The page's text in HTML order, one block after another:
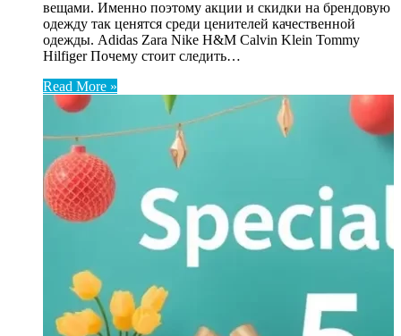
вещами. Именно поэтому акции и скидки на брендовую
одежду так ценятся среди ценителей качественной
одежды. Adidas Zara Nike H&M Calvin Klein Tommy
Hilfiger Почему стоит следить…
Read More »